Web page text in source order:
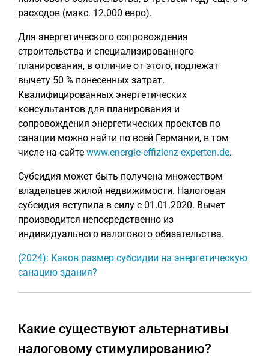
расходов (макс. 12.000 евро).
Для энергетического сопровождения
строительства и специализированного
планирования, в отличие от этого, подлежат
вычету 50 % понесенных затрат.
Квалифицированных энергетических
консультантов для планирования и
сопровождения энергетических проектов по
санации можно найти по всей Германии, в том
числе на сайте www.energie-effizienz-experten.de.
Субсидия может быть получена множеством
владельцев жилой недвижимости. Налоговая
субсидия вступила в силу с 01.01.2020. Вычет
производится непосредственно из
индивидуального налогового обязательства.
(2024): Каков размер субсидии на энергетическую
санацию здания?
Какие существуют альтернативы
налоговому стимулированию?